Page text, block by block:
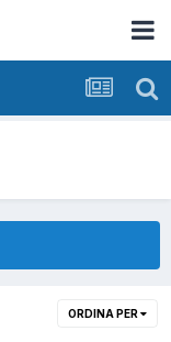
ORDINA PER